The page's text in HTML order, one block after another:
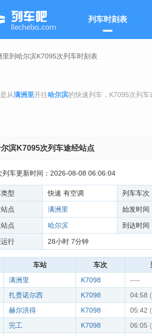
列车时刻表
里到哈尔滨K7095次列车时刻表
从满洲里开往哈尔滨的快速列车，K7095次列
滨K7095次列车途经站点
列车更新时间：2026-08-08 06:06:04
型 快速 有空调 列车车次
点 满洲里 始发时间
点 哈尔滨 到达时间
行 28小时 7分钟
车站 车次
满洲里 K7098 ----
扎赉诺尔西 K7098 04:58
赫尔洪得 K7098 05:42
完工 K7098 06:05